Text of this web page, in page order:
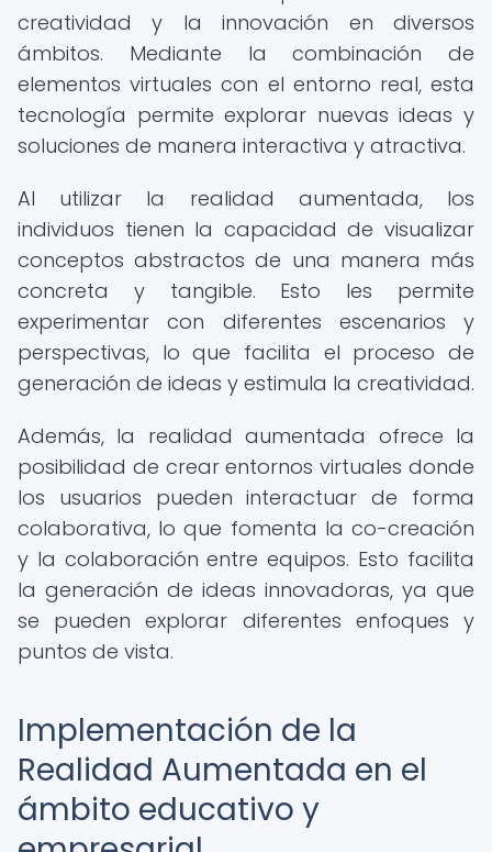
creatividad y la innovación en diversos
ámbitos. Mediante la combinación de
elementos virtuales con el entorno real, esta
tecnología permite explorar nuevas ideas y
soluciones de manera interactiva y atractiva.
Al utilizar la realidad aumentada, los
individuos tienen la capacidad de visualizar
conceptos abstractos de una manera más
concreta y tangible. Esto les permite
experimentar con diferentes escenarios y
perspectivas, lo que facilita el proceso de
generación de ideas y estimula la creatividad.
Además, la realidad aumentada ofrece la
posibilidad de crear entornos virtuales donde
los usuarios pueden interactuar de forma
colaborativa, lo que fomenta la co-creación
y la colaboración entre equipos. Esto facilita
la generación de ideas innovadoras, ya que
se pueden explorar diferentes enfoques y
puntos de vista.
Implementación de la
Realidad Aumentada en el
ámbito educativo y